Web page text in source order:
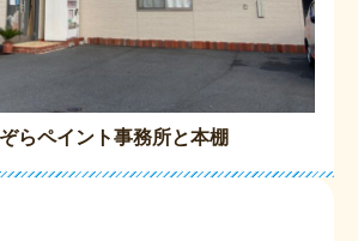
らペイント事務所と本棚